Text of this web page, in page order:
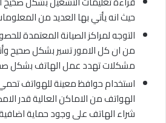
حيث انه يأتي بها العديد من
التوجه لمراكز الصيانة المعتمدة
من ان كل الامور تسير بشكل صحيح
مشكلات تهدد عمل الهاتف بشكل
استخدام حوافظ معينة للهواتف
الهواتف من الاماكن العالية قدر
شراء الهاتف على وجود حماية